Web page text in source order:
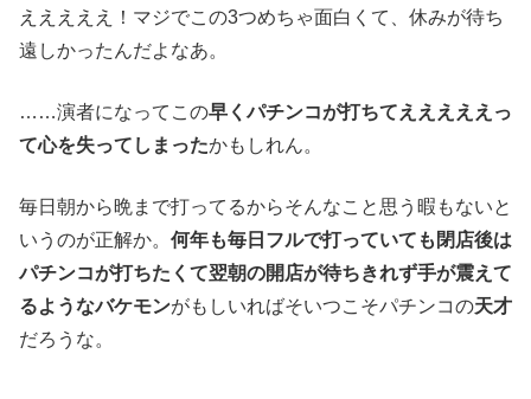
えええええ！マジでこの3つめちゃ面白くて、休みが待ち
遠しかったんだよなあ。
……演者になってこの早くパチンコが打ちてえええええっ
て心を失ってしまったかもしれん。
毎日朝から晩まで打ってるからそんなこと思う暇もないと
いうのが正解か。 何年も毎日フルで打っていても閉店後は
パチンコが打ちたくて翌朝の開店が待ちきれず手が震えて
るようなバケモンがもしいればそいつこそパチンコの天才
だろうな。